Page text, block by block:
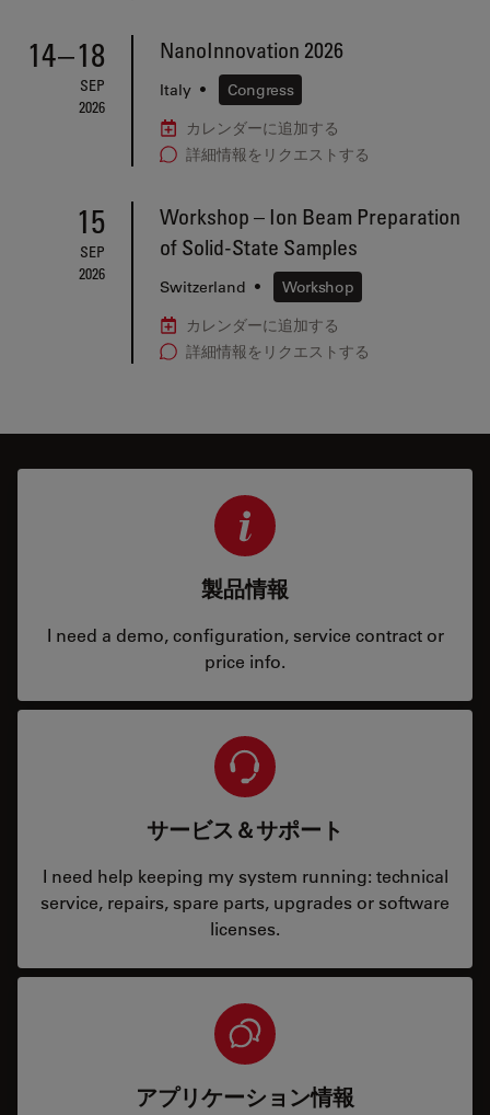
14–18
SEP
2026
NanoInnovation 2026
Italy •
Congress
カレンダーに追加する
詳細情報をリクエストする
15
SEP
2026
Workshop – Ion Beam Preparation
of Solid-State Samples
Switzerland •
Workshop
カレンダーに追加する
詳細情報をリクエストする
製品情報
I need a demo, configuration, service contract or
price info.
サービス＆サポート
I need help keeping my system running: technical
service, repairs, spare parts, upgrades or software
licenses.
アプリケーション情報